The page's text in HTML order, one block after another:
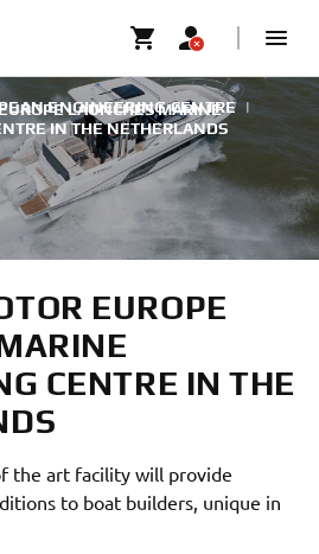
LAUNCHES MARINE
IN THE NETHERLANDS
ENGINEERING CENTRE |
EUROPE
CENTRE IN THE
the art facility will provide
to boat builders, unique in